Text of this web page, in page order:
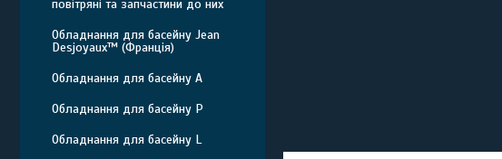
повітряні та запчастини до них
Обладнання для басейну Jean
Desjoyaux™ (Франція)
Обладнання для басейну A
Обладнання для басейну P
Обладнання для басейну L